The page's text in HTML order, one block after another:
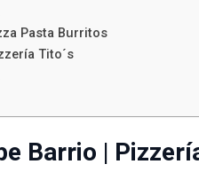
Pasta Burritos
Tito´s
Barrio |